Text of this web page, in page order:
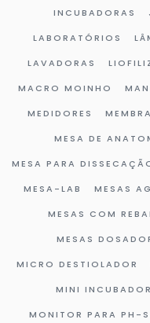
INCUBADORAS
LABORATÓRIOS
LAVADORAS
MACRO MOINHO
MEDIDORES
MESA DE
MESA PARA
MESA-LAB MESAS
MESAS COM
MESAS
MICRO DESTIOLADOR
MINI
MONITOR PARA PH-